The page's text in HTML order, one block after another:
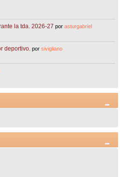
la tda. 2026-27 porasturgabriel
deportivo. porsivigliano